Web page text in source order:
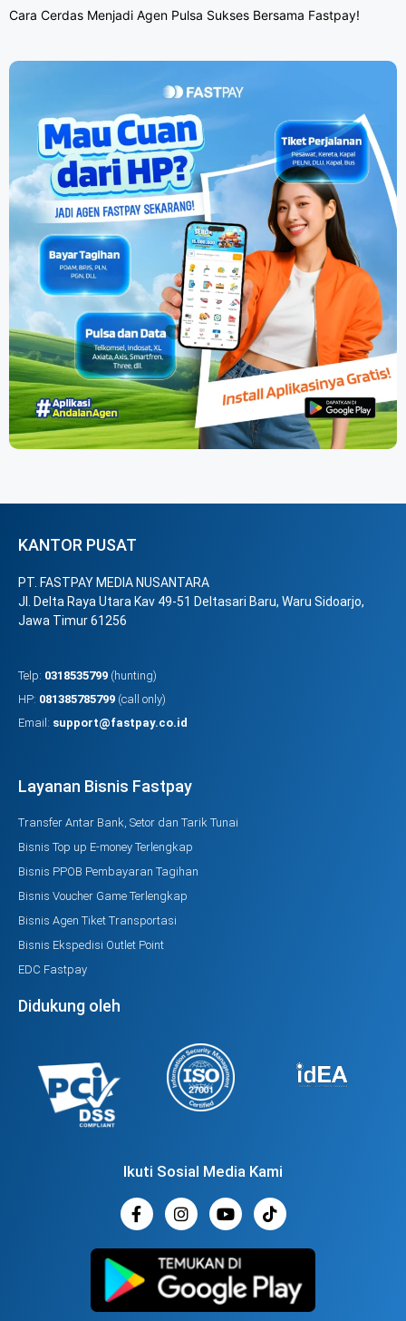
Cara Cerdas Menjadi Agen Pulsa Sukses Bersama Fastpay!
KANTOR PUSAT
PT. FASTPAY MEDIA NUSANTARA
Jl. Delta Raya Utara Kav 49-51 Deltasari Baru, Waru Sidoarjo,
Jawa Timur 61256
Telp: 0318535799 (hunting)
HP: 081385785799 (call only)
Email: support@fastpay.co.id
Layanan Bisnis Fastpay
Transfer Antar Bank, Setor dan Tarik Tunai
Bisnis Top up E-money Terlengkap
Bisnis PPOB Pembayaran Tagihan
Bisnis Voucher Game Terlengkap
Bisnis Agen Tiket Transportasi
Bisnis Ekspedisi Outlet Point
EDC Fastpay
Didukung oleh
Ikuti Sosial Media Kami